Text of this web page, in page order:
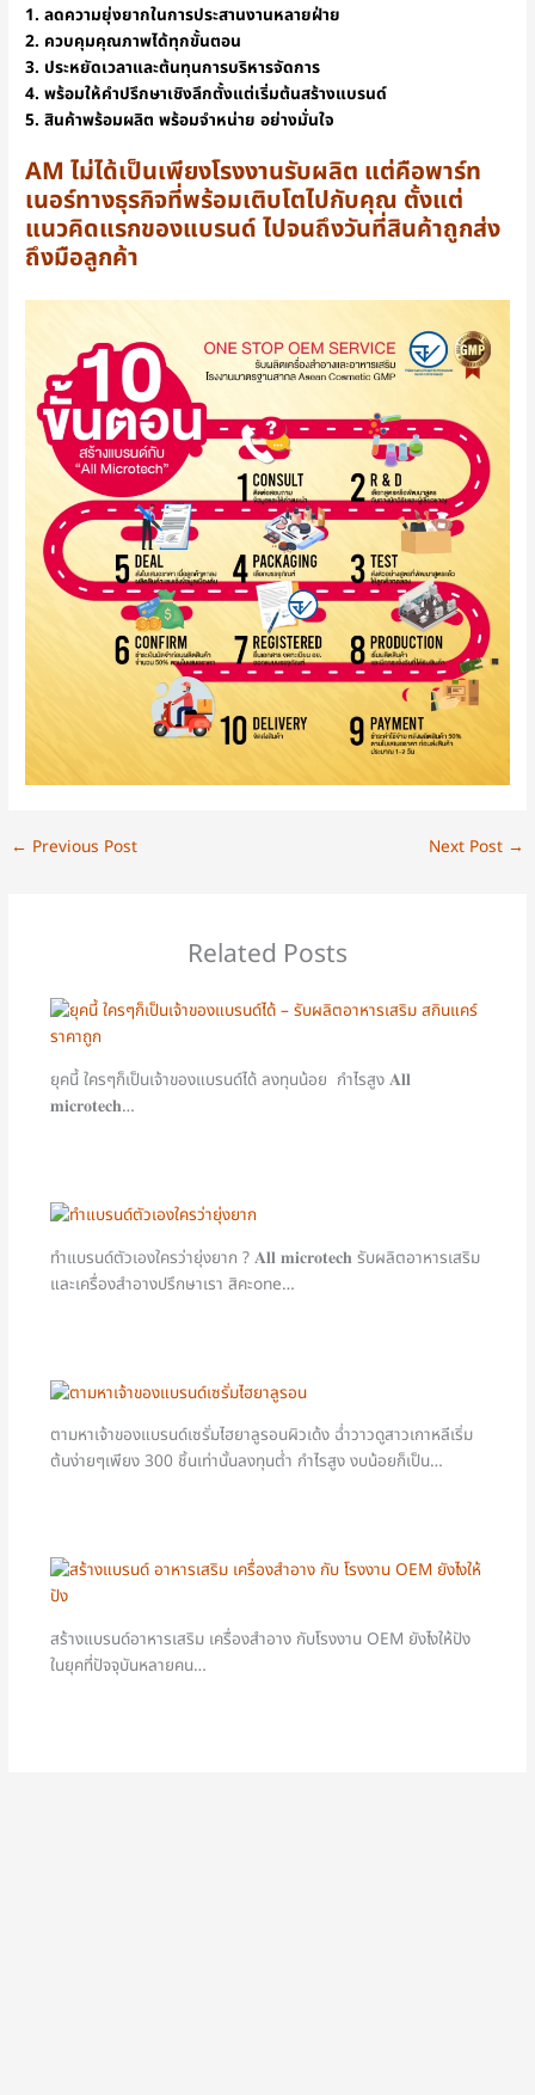
1. ลดความยุ่งยากในการประสานงานหลายฝ่าย
2. ควบคุมคุณภาพได้ทุกขั้นตอน
3. ประหยัดเวลาและต้นทุนการบริหารจัดการ
4. พร้อมให้คำปรึกษาเชิงลึกตั้งแต่เริ่มต้นสร้างแบรนด์
5. สินค้าพร้อมผลิต พร้อมจำหน่าย อย่างมั่นใจ
AM ไม่ได้เป็นเพียงโรงงานรับผลิต แต่คือพาร์ท
เนอร์ทางธุรกิจที่พร้อมเติบโตไปกับคุณ ตั้งแต่
แนวคิดแรกของแบรนด์ ไปจนถึงวันที่สินค้าถูกส่ง
ถึงมือลูกค้า
← Previous Post Next Post →
Related Posts
ยุคนี้ ใครๆก็เป็นเจ้าของแบรนด์ได้ ลงทุนน้อย กำไรสูง 𝐀𝐥𝐥
𝐦𝐢𝐜𝐫𝐨𝐭𝐞𝐜𝐡…
ทำแบรนด์ตัวเองใครว่ายุ่งยาก ? 𝐀𝐥𝐥 𝐦𝐢𝐜𝐫𝐨𝐭𝐞𝐜𝐡 รับผลิตอาหารเสริม
และเครื่องสำอางปรึกษาเรา สิคะone…
ตามหาเจ้าของแบรนด์เซรั่มไฮยาลูรอนผิวเด้ง ฉ่ำวาวดูสาวเกาหลีเริ่ม
ต้นง่ายๆเพียง 300 ชิ้นเท่านั้นลงทุนต่ำ กำไรสูง งบน้อยก็เป็น…
สร้างแบรนด์อาหารเสริม เครื่องสำอาง กับโรงงาน OEM ยังไงให้ปัง
ในยุคที่ปัจจุบันหลายคน…